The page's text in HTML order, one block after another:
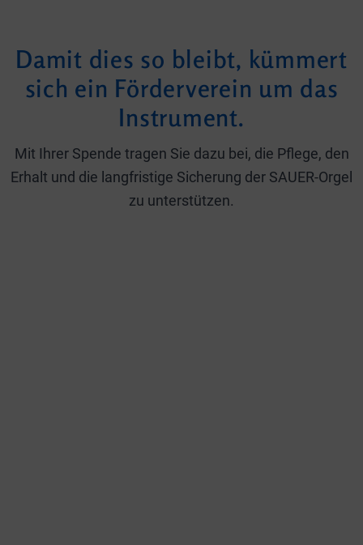
Damit dies so bleibt, kümmert
sich ein Förderverein um das
Instrument.
Mit Ihrer Spende tragen Sie dazu bei, die Pflege, den
Erhalt und die langfristige Sicherung der SAUER-Orgel
zu unterstützen.